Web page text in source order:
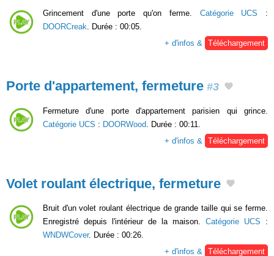
Grincement d'une porte qu'on ferme. Catégorie UCS :
DOORCreak . Durée : 00:05.
+ d'infos &
Téléchargement
Porte d'appartement, fermeture #3
Fermeture d'une porte d'appartement parisien qui grince.
Catégorie UCS : DOORWood . Durée : 00:11.
+ d'infos &
Téléchargement
Volet roulant électrique, fermeture
Bruit d'un volet roulant électrique de grande taille qui se ferme.
Enregistré depuis l'intérieur de la maison. Catégorie UCS :
WNDWCover. Durée : 00:26.
+ d'infos & Téléchargement